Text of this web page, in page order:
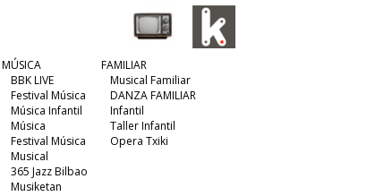
MÚSICA
BBK LIVE
Festival Música
Música Infantil
Música
Festival Música
Musical
365 Jazz Bilbao
Musiketan
FAMILIAR
Musical Familiar
DANZA FAMILIAR
Infantil
Taller Infantil
Opera Txiki